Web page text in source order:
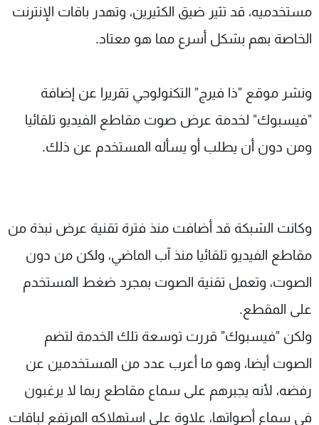
مستخدميه، قد تثير ضيق الكثيرين، وتهدر باقات الإنترنت
الخاصة بهم بشكل أسرع مما هو معتاد.
ونشر موقع "ذا فيرج" التكنولوجي تقريرا عن إضافة
"فيسبوك" لخدمة عرض صوت مقاطع الفيديو تلقائيا
ومن دون أن يطلب أو يسأله المستخدم عن ذلك.
وكانت الشبكة قد أضافت منذ فترة تقنية عرض نبذة من
مقاطع الفيديو تلقائيا منذ آب الماضي، ولكن من دون
الصوت، وتعمل تقنية الصوت بمجرد ضغط المستخدم
على المقطع.
ولكن "فيسبوك" قررت توسعة تلك الخدمة لتضم
الصوت أيضا، وهو ما أعرب عدد من المستخدمين عن
رفضه، لأنه يجبرهم على سماع مقاطع ربما لا يرغبون
في سماع أصواتها، علاوة على استهلاكه المرتفع لباقات
لاعلاناتكم
شروط الإسـتخدام